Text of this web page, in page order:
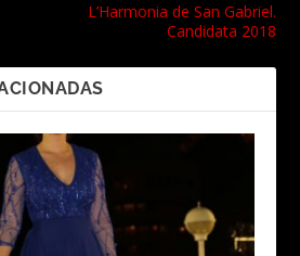
L’Harmonia de San Gabriel.
Candidata 2018